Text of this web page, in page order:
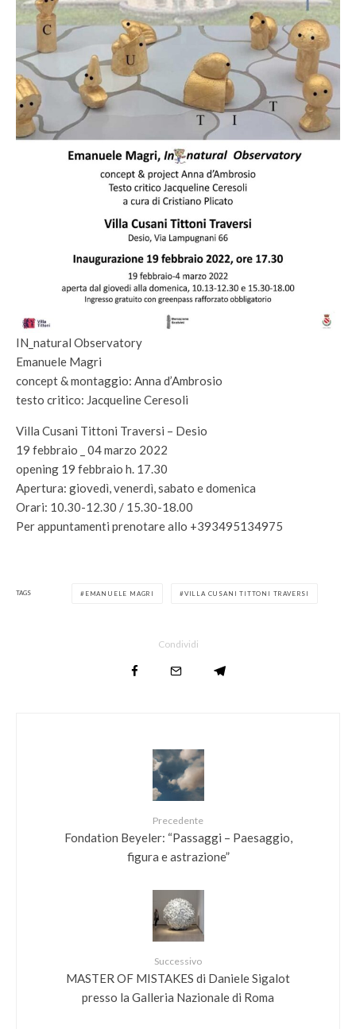
IN_natural Observatory
Emanuele Magri
concept & montaggio: Anna d’Ambrosio
testo critico: Jacqueline Ceresoli
Villa Cusani Tittoni Traversi – Desio
19 febbraio _ 04 marzo 2022
opening 19 febbraio h. 17.30
Apertura: giovedì, venerdì, sabato e domenica
Orari: 10.30-12.30 / 15.30-18.00
Per appuntamenti prenotare allo +393495134975
TAGS EMANUELE MAGRI VILLA CUSANI TITTONI TRAVERSI
Condividi
Precedente
Fondation Beyeler: “Passaggi – Paesaggio,
figura e astrazione”
Successivo
MASTER OF MISTAKES di Daniele Sigalot
presso la Galleria Nazionale di Roma